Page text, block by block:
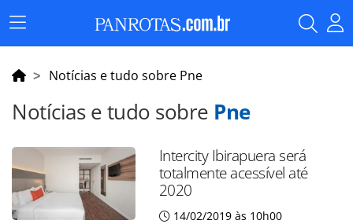
Menu
Principal
Notícias e tudo sobre Pne
Notícias e tudo sobre Pne
Intercity Ibirapuera será
totalmente acessível até
2020
14/02/2019 às 10h00